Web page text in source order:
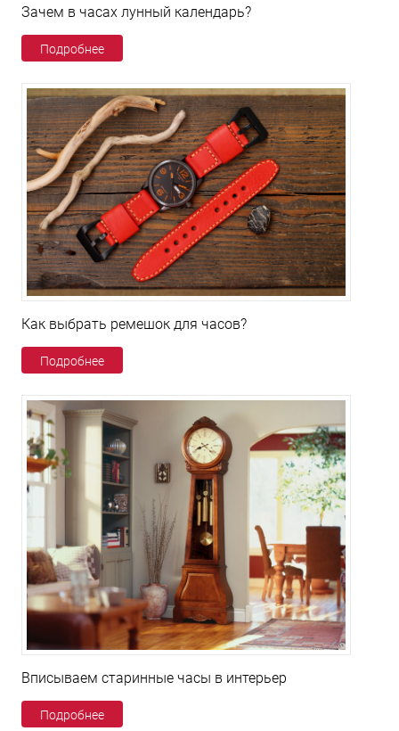
Зачем в часах лунный календарь?
Подробнее
Как выбрать ремешок для часов?
Подробнее
Вписываем старинные часы в интерьер
Подробнее